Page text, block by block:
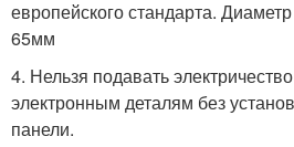
европейского стандарта.
65мм
4. Нельзя подавать
электронным деталям без
панели.